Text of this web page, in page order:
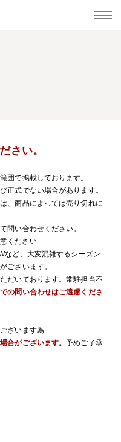
さい。
囲で掲載しております。
正式でない場合があります。
、商品によっては売り切れに
問い合わせください。
ください
など、大変混雑するシーズン
ございます。
だいております。常駐担当不
の問い合わせはご遠慮くださ
ざいます為
合がございます。予めご了承